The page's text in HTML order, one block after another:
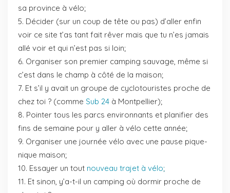
sa province à vélo;
Décider (sur un coup de tête ou pas) d’aller enfin
voir ce site t’as tant fait rêver mais que tu n’es jamais
allé voir et qui n’est pas si loin;
Organiser son premier camping sauvage, même si
c’est dans le champ à côté de la maison;
Et s’il y avait un groupe de cyclotouristes proche de
chez toi ? (comme Sub 24 à Montpellier);
Pointer tous les parcs environnants et planifier des
fins de semaine pour y aller à vélo cette année;
Organiser une journée vélo avec une pause pique-
nique maison;
Essayer un tout nouveau trajet à vélo;
Et sinon, y’a-t-il un camping où dormir proche de